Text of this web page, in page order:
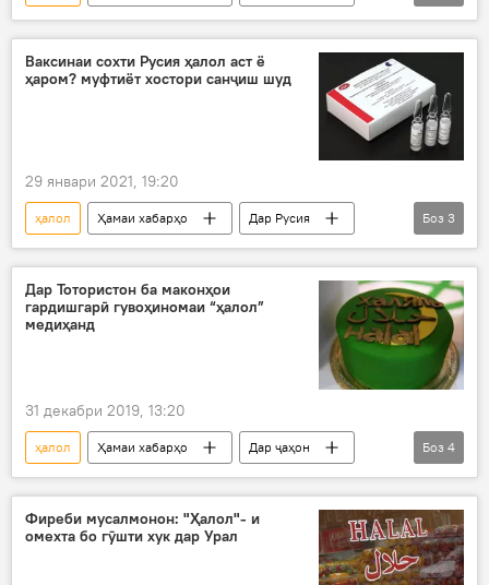
посух
санҷиш
Коронавирус дар Русия ва ҷаҳон: охирин хабару гузоришҳо
коронавирус
Ваксинаи сохти Русия ҳалол аст ё
ҳаром? муфтиёт хостори санҷиш шуд
29 январи 2021, 19:20
ҳалол Ҳамаи хабарҳо
Дар Русия
Шӯрои муфтиёт
санҷиш
Кумитаи дин
Боз 3
Дар Тотористон ба маконҳои
гардишгарӣ гувоҳиномаи “ҳалол”
медиҳанд
31 декабри 2019, 13:20
ҳалол Ҳамаи хабарҳо
Дар ҷаҳон
Тотористон
гардишгарӣ
сертификат
Дар Русия
Боз 4
Фиреби мусалмонон: "Ҳалол"- и
омехта бо гӯшти хук дар Урал